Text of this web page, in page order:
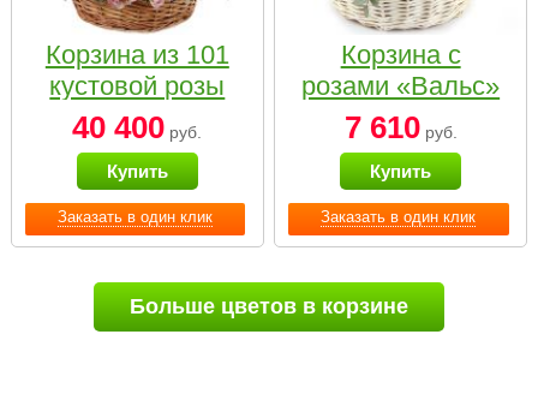
Заказать в один клик
Корзина из 101
кустовой розы
нежных тонов
40 400 руб.
Купить
Заказать в один клик
Корзина с
розами «Вальс»
7 610руб.
Купить
Больше цветов в корзине